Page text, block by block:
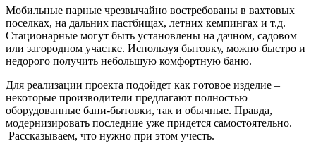
Мобильные парные чрезвычайно востребованы в вахтовых
поселках, на дальних пастбищах, летних кемпингах и т.д.
Стационарные могут быть установлены на дачном, садовом
или загородном участке. Используя бытовку, можно быстро и
недорого получить небольшую комфортную баню.
Для реализации проекта подойдет как готовое изделие –
некоторые производители предлагают полностью
оборудованные бани-бытовки, так и обычные. Правда,
модернизировать последние уже придется самостоятельно.
Рассказываем, что нужно при этом учесть.